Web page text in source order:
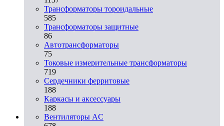
Трансформаторы тороидальные
585
Трансформаторы защитные
86
Автотрансформаторы
75
Токовые измерительные трансформаторы
719
Сердечники ферритовые
188
Каркасы и аксессуары
188
Вентиляторы AC